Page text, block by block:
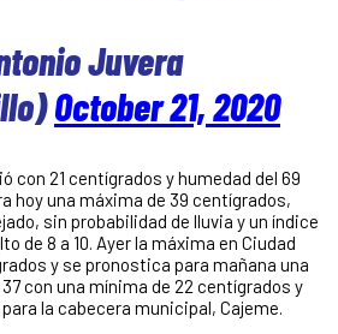
Juvera
October 21, 2020
con 21 centígrados y humedad del 69
hoy una máxima de 39 centígrados,
sin probabilidad de lluvia y un índice
de 8 a 10. Ayer la máxima en Ciudad
y se pronostica para mañana una
con una mínima de 22 centígrados y
la cabecera municipal, Cajeme.